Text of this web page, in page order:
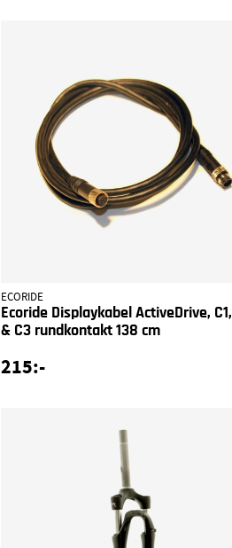
ECORIDE
Ecoride Displaykabel ActiveDrive,
& C3 rundkontakt 138 cm
215:-